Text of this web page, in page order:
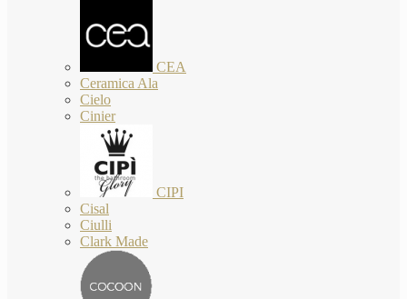
CEA
Ceramica Ala
Cielo
Cinier
CIPI
Cisal
Ciulli
Clark Made